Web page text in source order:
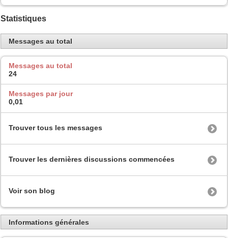
Statistiques
Messages au total
Messages au total
24
Messages par jour
0,01
Trouver tous les messages
Trouver les dernières discussions commencées
Voir son blog
Informations générales